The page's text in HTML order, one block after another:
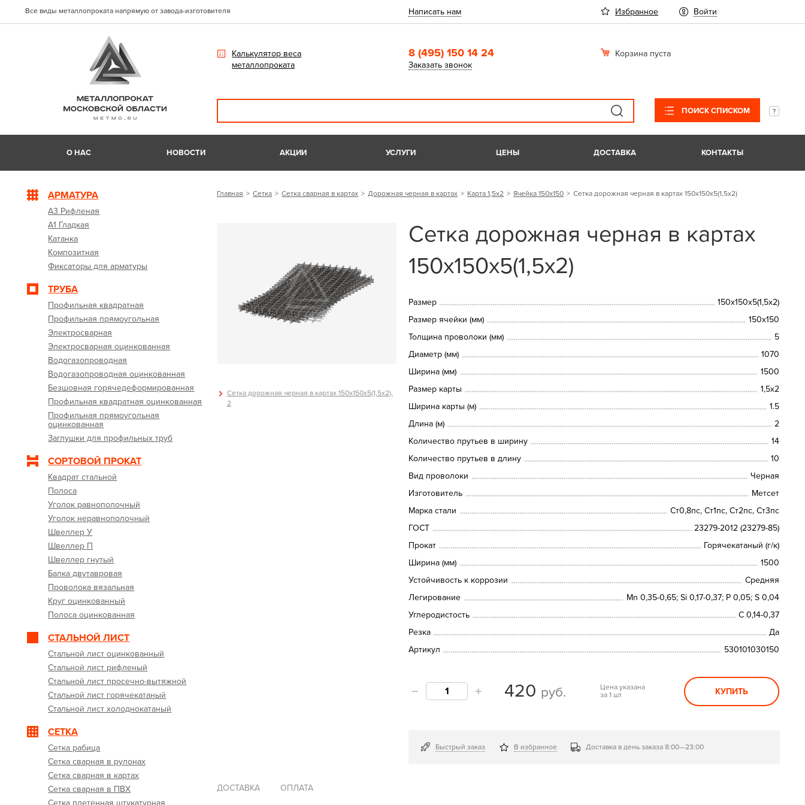
Все виды металлопроката напрямую от завода-изготовителя Написать нам Избранное Войти
Калькулятор веса
металлопроката
8 (495) 150 14 24
Заказать звонок
Корзина пуста
ПОИСК СПИСКОМ
О НАС НОВОСТИ АКЦИИ УСЛУГИ ЦЕНЫ ДОСТАВКА КОНТАКТЫ
АРМАТУРА
А3 Рифленая
А1 Гладкая
Катанка
Композитная
Фиксаторы для арматуры
ТРУБА
Профильная квадратная
Профильная прямоугольная
Электросварная
Электросварная оцинкованная
Водогазопроводная
Водогазопроводная оцинкованная
Безшовная горячедеформированная
Профильная квадратная оцинкованная
Профильная прямоугольная
оцинкованная
Заглушки для профильных труб
СОРТОВОЙ ПРОКАТ
Квадрат стальной
Полоса
Уголок равнополочный
Уголок неравнополочный
Швеллер У
Швеллер П
Швеллер гнутый
Балка двутавровая
Проволока вязальная
Круг оцинкованный
Полоса оцинкованная
СТАЛЬНОЙ ЛИСТ
Стальной лист оцинкованный
Стальной лист рифленый
Стальной лист просечно-вытяжной
Стальной лист горячекатаный
Стальной лист холоднокатаный
СЕТКА
Сетка рабица
Сетка сварная в рулонах
Сетка сварная в картах
Сетка сварная в ПВХ
Сетка плетенная штукатурная
Главная Сетка Сетка сварная в картах Дорожная черная в картах Карта 1,5х2 Ячейка 150х150 Сетка дорожная черная в картах 150х150х5(1,5х2)
Сетка дорожная черная в картах 150х150х5(1,5х2),
2
Сетка дорожная черная в картах
150х150х5(1,5х2)
Размер
150х150х5(1,5х2)
Размер ячейки (мм)
150х150
Толщина проволоки (мм)
5
Диаметр (мм)
1070
Ширина (мм)
1500
Размер карты
1,5х2
Ширина карты (м)
1.5
Длина (м)
2
Количество прутьев в ширину
14
Количество прутьев в длину
10
Вид проволоки
Черная
Изготовитель
Метсет
Марка стали
Ст0,8пс, Ст1пс, Ст2пс, Ст3пс
ГОСТ
23279-2012 (23279-85)
Прокат
Горячекатаный (г/к)
Ширина (мм)
1500
Устойчивость к коррозии
Средняя
Легирование
Mn 0,35-0,65; Si 0,17-0,37; P 0,05; S 0,04
Углеродистость
C 0,14-0,37
Резка
Да
Артикул
530101030150
420 руб.
Цена указана
за 1 шт
КУПИТЬ
Быстрый заказ В избранное Доставка в день заказа 8:00—23:00
ДОСТАВКА ОПЛАТА